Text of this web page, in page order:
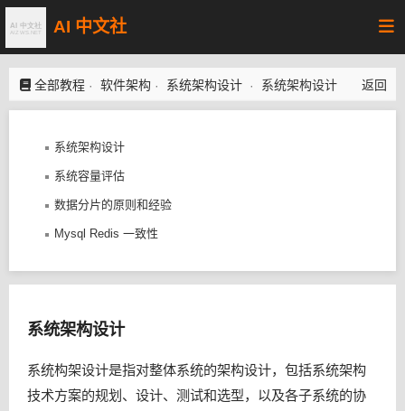
AI 中文社
全部教程 · 软件架构 · 系统架构设计 · 系统架构设计 返回
系统架构设计
系统容量评估
数据分片的原则和经验
Mysql Redis 一致性
系统架构设计
系统构架设计是指对整体系统的架构设计，包括系统架构
技术方案的规划、设计、测试和选型，以及各子系统的协